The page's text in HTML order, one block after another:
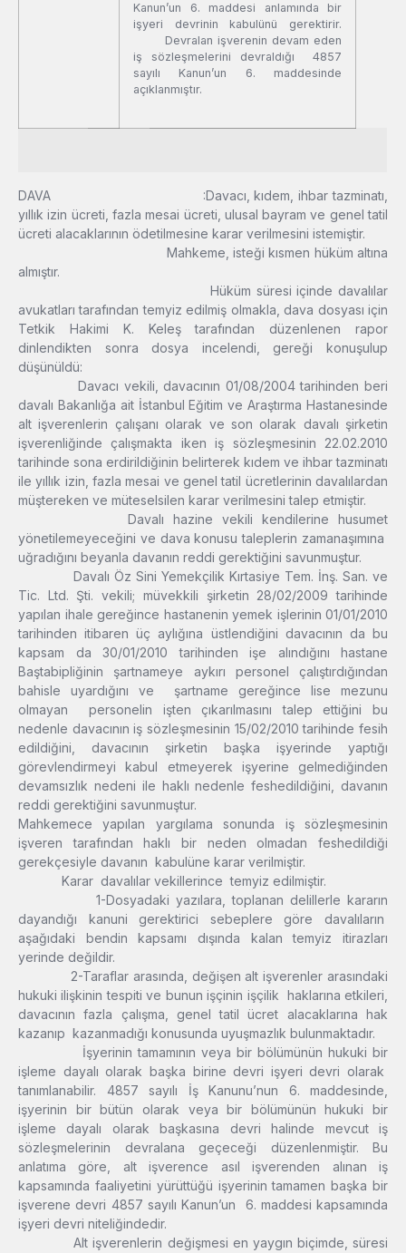
Kanun’un 6. maddesi anlamında bir
işyeri devrinin kabulünü gerektirir.
Devralan işverenin devam eden
iş sözleşmelerini devraldığı 4857
sayılı Kanun’un 6. maddesinde
açıklanmıştır.
DAVA :Davacı, kıdem, ihbar tazminatı,
yıllık izin ücreti, fazla mesai ücreti, ulusal bayram ve genel tatil
ücreti alacaklarının ödetilmesine karar verilmesini istemiştir.
Mahkeme, isteği kısmen hüküm altına
almıştır.
Hüküm süresi içinde davalılar
avukatları tarafından temyiz edilmiş olmakla, dava dosyası için
Tetkik Hakimi K. Keleş tarafından düzenlenen rapor
dinlendikten sonra dosya incelendi, gereği konuşulup
düşünüldü:
Davacı vekili, davacının 01/08/2004 tarihinden beri
davalı Bakanlığa ait İstanbul Eğitim ve Araştırma Hastanesinde
alt işverenlerin çalışanı olarak ve son olarak davalı şirketin
işverenliğinde çalışmakta iken iş sözleşmesinin 22.02.2010
tarihinde sona erdirildiğinin belirterek kıdem ve ihbar tazminatı
ile yıllık izin, fazla mesai ve genel tatil ücretlerinin davalılardan
müştereken ve müteselsilen karar verilmesini talep etmiştir.
Davalı hazine vekili kendilerine husumet
yönetilemeyeceğini ve dava konusu taleplerin zamanaşımına
uğradığını beyanla davanın reddi gerektiğini savunmuştur.
Davalı Öz Sini Yemekçilik Kırtasiye Tem. İnş. San. ve
Tic. Ltd. Şti. vekili; müvekkili şirketin 28/02/2009 tarihinde
yapılan ihale gereğince hastanenin yemek işlerinin 01/01/2010
tarihinden itibaren üç aylığına üstlendiğini davacının da bu
kapsam da 30/01/2010 tarihinden işe alındığını hastane
Baştabipliğinin şartnameye aykırı personel çalıştırdığından
bahisle uyardığını ve şartname gereğince lise mezunu
olmayan personelin işten çıkarılmasını talep ettiğini bu
nedenle davacının iş sözleşmesinin 15/02/2010 tarihinde fesih
edildiğini, davacının şirketin başka işyerinde yaptığı
görevlendirmeyi kabul etmeyerek işyerine gelmediğinden
devamsızlık nedeni ile haklı nedenle feshedildiğini, davanın
reddi gerektiğini savunmuştur.
Mahkemece yapılan yargılama sonunda iş sözleşmesinin
işveren tarafından haklı bir neden olmadan feshedildiği
gerekçesiyle davanın kabulüne karar verilmiştir.
Karar davalılar vekillerince temyiz edilmiştir.
1-Dosyadaki yazılara, toplanan delillerle kararın
dayandığı kanuni gerektirici sebeplere göre davalıların
aşağıdaki bendin kapsamı dışında kalan temyiz itirazları
yerinde değildir.
2-Taraflar arasında, değişen alt işverenler arasındaki
hukuki ilişkinin tespiti ve bunun işçinin işçilik haklarına etkileri,
davacının fazla çalışma, genel tatil ücret alacaklarına hak
kazanıp kazanmadığı konusunda uyuşmazlık bulunmaktadır.
İşyerinin tamamının veya bir bölümünün hukuki bir
işleme dayalı olarak başka birine devri işyeri devri olarak
tanımlanabilir. 4857 sayılı İş Kanunu’nun 6. maddesinde,
işyerinin bir bütün olarak veya bir bölümünün hukuki bir
işleme dayalı olarak başkasına devri halinde mevcut iş
sözleşmelerinin devralana geçeceği düzenlenmiştir. Bu
anlatıma göre, alt işverence asıl işverenden alınan iş
kapsamında faaliyetini yürüttüğü işyerinin tamamen başka bir
işverene devri 4857 sayılı Kanun’un 6. maddesi kapsamında
işyeri devri niteliğindedir.
Alt işverenlerin değişmesi en yaygın biçimde, süresi